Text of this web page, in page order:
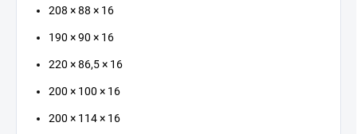
208 × 88 × 16
190 × 90 × 16
220 × 86,5 × 16
200 × 100 × 16
200 × 114 × 16